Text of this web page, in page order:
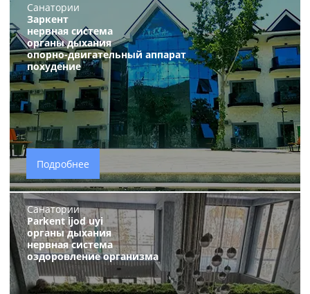
Санатории
Заркент
нервная система
органы дыхания
опорно-двигательный аппарат
похудение
Подробнее
Санатории
Parkent ijod uyi
органы дыхания
нервная система
оздоровление организма